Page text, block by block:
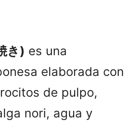
き ) es una
elaborada con
de pulpo,
nori, agua y